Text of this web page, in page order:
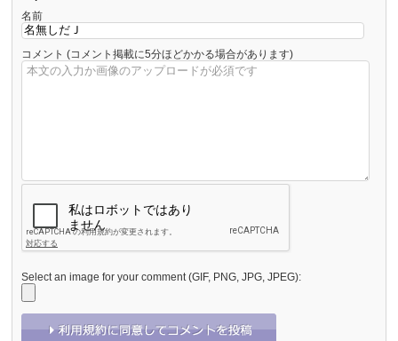
名前
コメント (コメント掲載に5分ほどかかる場合があります)
Select an image for your comment (GIF, PNG, JPG, JPEG):